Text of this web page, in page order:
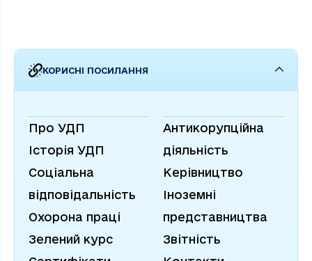
вторглося на нашу землю. ...
КОРИСНІ ПОСИЛАННЯ
Про УДП
Історія УДП
Соціальна
відповідальність
Охорона праці
Зелений курс
Антикорупційна
діяльність
Керівництво
Іноземні
представництва
Звітність